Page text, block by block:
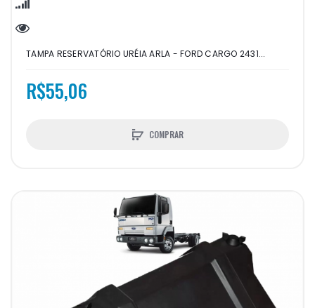
TAMPA RESERVATÓRIO URÉIA ARLA - FORD CARGO 2431...
R$55,06
COMPRAR